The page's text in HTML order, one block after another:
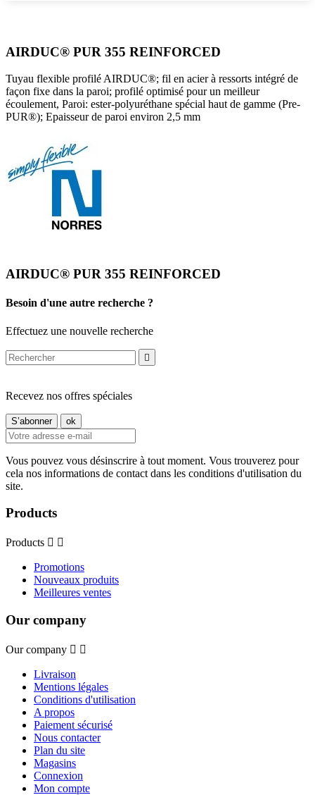
AIRDUC® PUR 355 REINFORCED
Tuyau flexible profilé AIRDUC®; fil en acier à ressorts intégré de
façon fixe dans la paroi; profilé optimisé pour un meilleur
écoulement, Paroi: ester-polyuréthane spécial haut de gamme (Pre-
PUR®); Epaisseur de paroi environ 2,5 mm
AIRDUC® PUR 355 REINFORCED
Besoin d'une autre recherche ?
Effectuez une nouvelle recherche

Recevez nos offres spéciales
Vous pouvez vous désinscrire à tout moment. Vous trouverez pour
cela nos informations de contact dans les conditions d'utilisation du
site.
Products
Products  
Promotions
Nouveaux produits
Meilleures ventes
Our company
Our company  
Livraison
Mentions légales
Conditions d'utilisation
A propos
Paiement sécurisé
Nous contacter
Plan du site
Magasins
Connexion
Mon compte